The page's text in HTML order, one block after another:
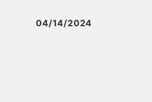
投稿日
04/14/2024